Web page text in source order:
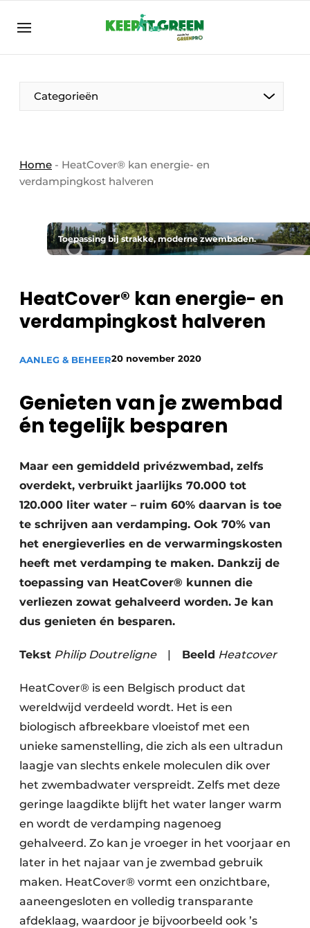
NL ENG FR
Categorieën
Home - HeatCover® kan energie- en
verdampingkost halveren
Toepassing bij strakke, moderne zwembaden.
HeatCover® kan energie- en
verdampingkost halveren
AANLEG & BEHEER20 november 2020
Genieten van je zwembad
én tegelijk besparen
Maar een gemiddeld privézwembad, zelfs
overdekt, verbruikt jaarlijks 70.000 tot
120.000 liter water – ruim 60% daarvan is toe
te schrijven aan verdamping. Ook 70% van
het energieverlies en de verwarmingskosten
heeft met verdamping te maken. Dankzij de
toepassing van HeatCover® kunnen die
verliezen zowat gehalveerd worden. Je kan
dus genieten én besparen.
Tekst Philip Doutreligne | Beeld Heatcover
HeatCover® is een Belgisch product dat
wereldwijd verdeeld wordt. Het is een
biologisch afbreekbare vloeistof met een
unieke samenstelling, die zich als een ultradun
laagje van slechts enkele moleculen dik over
het zwembadwater verspreidt. Zelfs met deze
geringe laagdikte blijft het water langer warm
en wordt de verdamping nagenoeg
gehalveerd. Zo kan je vroeger in het voorjaar en
later in het najaar van je zwembad gebruik
maken. HeatCover® vormt een onzichtbare,
aaneengesloten en volledig transparante
afdeklaag, waardoor je bijvoorbeeld ook ’s